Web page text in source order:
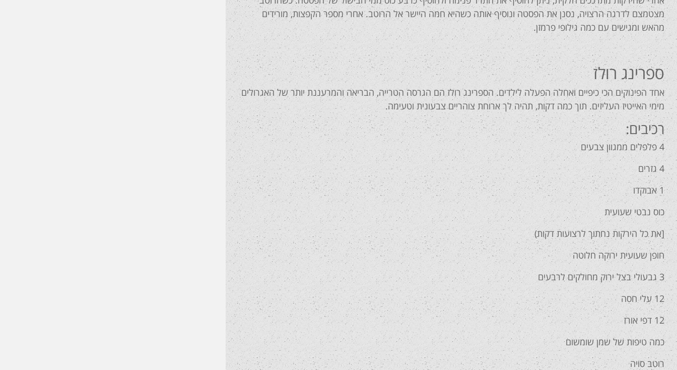
מצטמצם לדרגה הרצויה, נסנן את הפסטה ונוסיף אותה כשהיא חמה היישר אל הרוטב. אחרי מספר הקפצות, מורידים
מהאש ומגישים עם כמה גילופי פרמזן.
ספרינג רולז
אחד הפינוקים הכי כיפיים ואחלה הפעלה לילדים. הספרינג רולז הם הגרסה הטרייה, הבריאה והמרעננת יותר של האגרולים
מימי האייטיז העליזים. תוך כמה דקות, תהיה לך ארוחת צוהריים צבעונית וטעימה.
רכיבים:
4 פלפלים ממגוון צבעים
4 גזרים
1 אבוקדו
כוס נבטי שעועית
[את כל הירקות נחתוך לרצועות דקות)
חופן שעועית ירוקה חלוטה
3 גבעולי בצל ירוק מחולקים לרבעים
12 עלי חסה
12 דפי אורז
כמה טיפות של שמן שומשום
רוטב סויה